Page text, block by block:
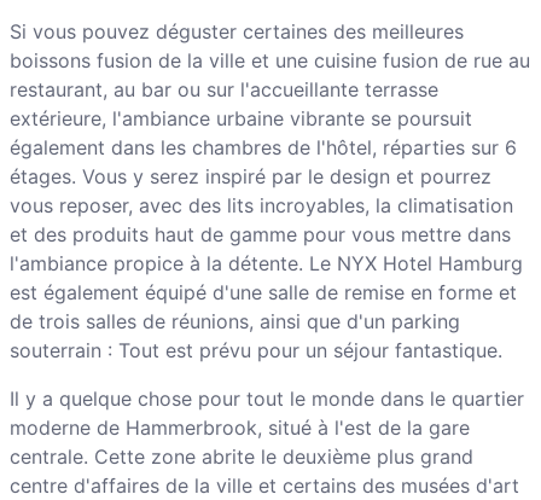
Si vous pouvez déguster certaines des meilleures
boissons fusion de la ville et une cuisine fusion de rue au
restaurant, au bar ou sur l'accueillante terrasse
extérieure, l'ambiance urbaine vibrante se poursuit
également dans les chambres de l'hôtel, réparties sur 6
étages. Vous y serez inspiré par le design et pourrez
vous reposer, avec des lits incroyables, la climatisation
et des produits haut de gamme pour vous mettre dans
l'ambiance propice à la détente. Le NYX Hotel Hamburg
est également équipé d'une salle de remise en forme et
de trois salles de réunions, ainsi que d'un parking
souterrain : Tout est prévu pour un séjour fantastique.
Il y a quelque chose pour tout le monde dans le quartier
moderne de Hammerbrook, situé à l'est de la gare
centrale. Cette zone abrite le deuxième plus grand
centre d'affaires de la ville et certains des musées d'art